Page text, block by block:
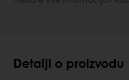
Detalji o proizvodu